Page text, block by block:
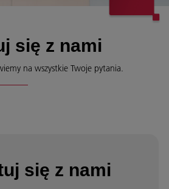
się z nami
na wszystkie Twoje pytania.
się z nami